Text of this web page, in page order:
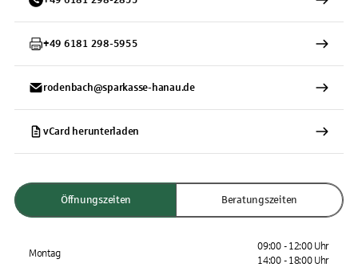
+49 6181 298-5955
rodenbach@sparkasse-hanau.de
vCard herunterladen
Öffnungszeiten Beratungszeiten
Montag
09:00 - 12:00 Uhr
14:00 - 18:00 Uhr